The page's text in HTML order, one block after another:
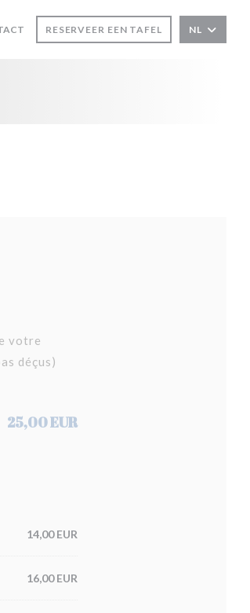
RESERVEER EEN TAFEL NL
votre
déçus)
25,00 EUR
14,00 EUR
16,00 EUR